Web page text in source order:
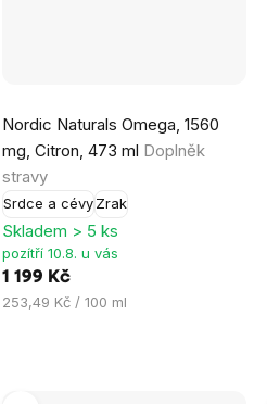
Nordic Naturals Omega, 1560
mg, Citron, 473 ml Doplněk
stravy
Srdce a cévy Zrak
hodnocení
produktu
je
5,0
z
5
hvězdiček.
Skladem > 5 ks
pozítří 10.8. u vás
1 199 Kč
Měrná
253,49 Kč / 100 ml